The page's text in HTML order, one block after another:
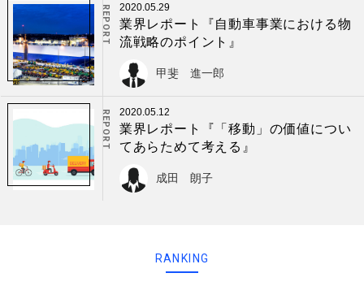
REPORT 2020.05.29
業界レポート『自動車事業における物
流戦略のポイント』
甲斐 進一郎
REPORT 2020.05.12
業界レポート『「移動」の価値につい
てあらためて考える』
成田 朗子
RANKING